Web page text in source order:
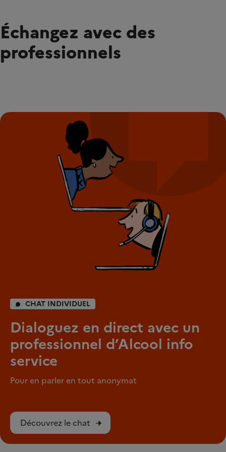
Échangez avec des
professionnels
CHAT INDIVIDUEL
Dialoguez en direct avec un
professionnel d’Alcool info
service
Pour en parler en tout anonymat
Découvrez le chat